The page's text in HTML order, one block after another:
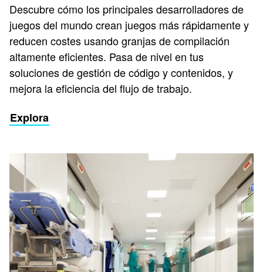
Descubre cómo los principales desarrolladores de
juegos del mundo crean juegos más rápidamente y
reducen costes usando granjas de compilación
altamente eficientes. Pasa de nivel en tus
soluciones de gestión de código y contenidos, y
mejora la eficiencia del flujo de trabajo.
Explora